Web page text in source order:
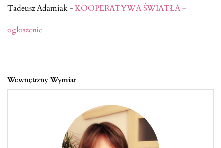
Tadeusz Adamiak-KOOPERATYWA ŚWIATŁA –
ogłoszenie
Wewnętrzny Wymiar